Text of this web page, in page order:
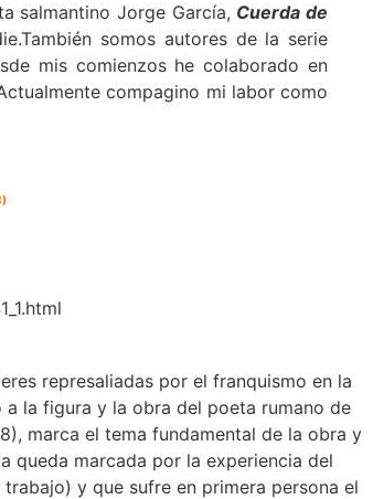
salmantino Jorge García, Cuerda de
También somos autores de la serie
mis comienzos he colaborado en
compagino mi labor como
represaliadas por el franquismo en la
la figura y la obra del poeta rumano de
marca el tema fundamental de la obra y
queda marcada por la experiencia del
y que sufre en primera persona el